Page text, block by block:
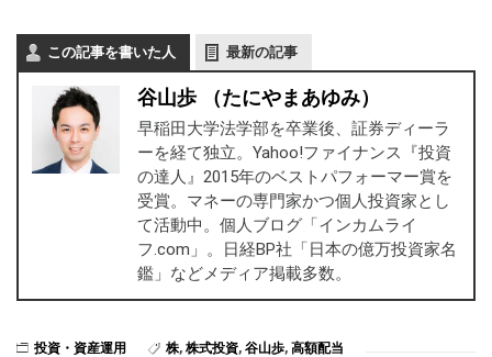
この記事を書いた人 最新の記事
谷山歩 （たにやまあゆみ）
早稲田大学法学部を卒業後、証券ディーラ
ーを経て独立。Yahoo!ファイナンス『投資
の達人』2015年のベストパフォーマー賞を
受賞。マネーの専門家かつ個人投資家とし
て活動中。個人ブログ「インカムライ
フ.com」。日経BP社「日本の億万投資家名
鑑」などメディア掲載多数。
投資・資産運用 株, 株式投資, 谷山歩, 高額配当